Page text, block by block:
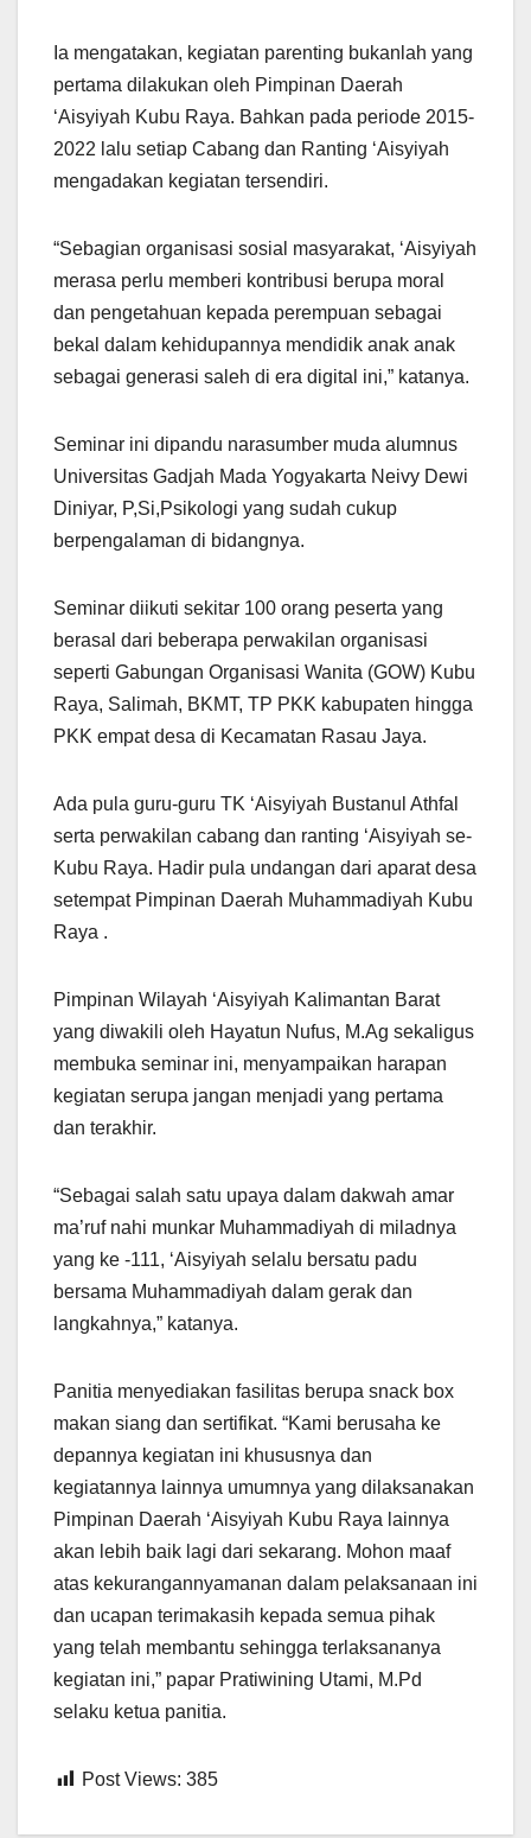
Ia mengatakan, kegiatan parenting bukanlah yang
pertama dilakukan oleh Pimpinan Daerah
‘Aisyiyah Kubu Raya. Bahkan pada periode 2015-
2022 lalu setiap Cabang dan Ranting ‘Aisyiyah
mengadakan kegiatan tersendiri.
“Sebagian organisasi sosial masyarakat, ‘Aisyiyah
merasa perlu memberi kontribusi berupa moral
dan pengetahuan kepada perempuan sebagai
bekal dalam kehidupannya mendidik anak anak
sebagai generasi saleh di era digital ini,” katanya.
Seminar ini dipandu narasumber muda alumnus
Universitas Gadjah Mada Yogyakarta Neivy Dewi
Diniyar, P,Si,Psikologi yang sudah cukup
berpengalaman di bidangnya.
Seminar diikuti sekitar 100 orang peserta yang
berasal dari beberapa perwakilan organisasi
seperti Gabungan Organisasi Wanita (GOW) Kubu
Raya, Salimah, BKMT, TP PKK kabupaten hingga
PKK empat desa di Kecamatan Rasau Jaya.
Ada pula guru-guru TK ‘Aisyiyah Bustanul Athfal
serta perwakilan cabang dan ranting ‘Aisyiyah se-
Kubu Raya. Hadir pula undangan dari aparat desa
setempat Pimpinan Daerah Muhammadiyah Kubu
Raya .
Pimpinan Wilayah ‘Aisyiyah Kalimantan Barat
yang diwakili oleh Hayatun Nufus, M.Ag sekaligus
membuka seminar ini, menyampaikan harapan
kegiatan serupa jangan menjadi yang pertama
dan terakhir.
“Sebagai salah satu upaya dalam dakwah amar
ma’ruf nahi munkar Muhammadiyah di miladnya
yang ke -111, ‘Aisyiyah selalu bersatu padu
bersama Muhammadiyah dalam gerak dan
langkahnya,” katanya.
Panitia menyediakan fasilitas berupa snack box
makan siang dan sertifikat. “Kami berusaha ke
depannya kegiatan ini khususnya dan
kegiatannya lainnya umumnya yang dilaksanakan
Pimpinan Daerah ‘Aisyiyah Kubu Raya lainnya
akan lebih baik lagi dari sekarang. Mohon maaf
atas kekurangannyamanan dalam pelaksanaan ini
dan ucapan terimakasih kepada semua pihak
yang telah membantu sehingga terlaksananya
kegiatan ini,” papar Pratiwining Utami, M.Pd
selaku ketua panitia.
Post Views: 385